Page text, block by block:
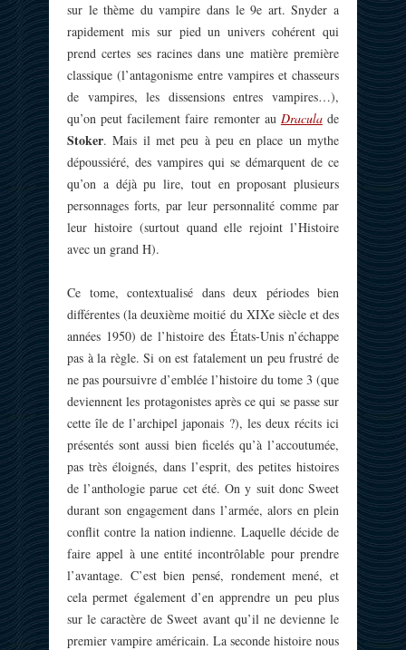
sur le thème du vampire dans le 9e art. Snyder a
rapidement mis sur pied un univers cohérent qui
prend certes ses racines dans une matière première
classique (l’antagonisme entre vampires et chasseurs
de vampires, les dissensions entres vampires…),
qu’on peut facilement faire remonter au Draculade
Stoker. Mais il met peu à peu en place un mythe
dépoussiéré, des vampires qui se démarquent de ce
qu’on a déjà pu lire, tout en proposant plusieurs
personnages forts, par leur personnalité comme par
leur histoire (surtout quand elle rejoint l’Histoire
avec un grand H).
Ce tome, contextualisé dans deux périodes bien
différentes (la deuxième moitié du XIXe siècle et des
années 1950) de l’histoire des États-Unis n’échappe
pas à la règle. Si on est fatalement un peu frustré de
ne pas poursuivre d’emblée l’histoire du tome 3 (que
deviennent les protagonistes après ce qui se passe sur
cette île de l’archipel japonais ?), les deux récits ici
présentés sont aussi bien ficelés qu’à l’accoutumée,
pas très éloignés, dans l’esprit, des petites histoires
de l’anthologie parue cet été. On y suit donc Sweet
durant son engagement dans l’armée, alors en plein
conflit contre la nation indienne. Laquelle décide de
faire appel à une entité incontrôlable pour prendre
l’avantage. C’est bien pensé, rondement mené, et
cela permet également d’en apprendre un peu plus
sur le caractère de Sweet avant qu’il ne devienne le
premier vampire américain. La seconde histoire nous